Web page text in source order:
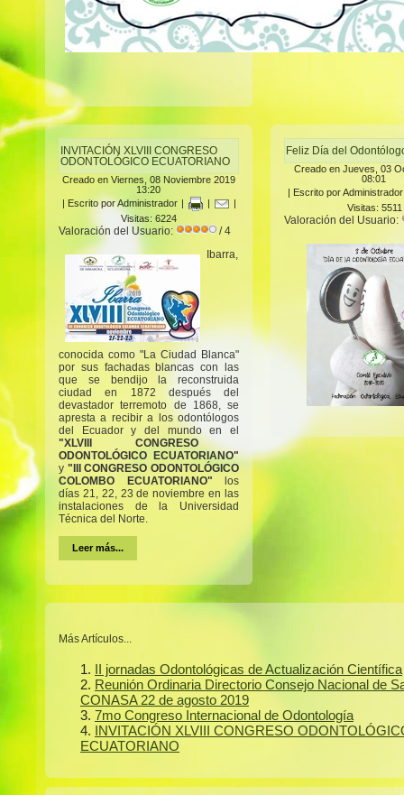
INVITACIÓN XLVIII CONGRESO
ODONTOLÓGICO ECUATORIANO
Creado en Viernes, 08 Noviembre 2019
13:20
| Escrito por Administrador | |
|
Visitas: 6224
Valoración del Usuario:
/ 4
Ibarra,
conocida como "La Ciudad Blanca"
por sus fachadas blancas con las
que se bendijo la reconstruida
ciudad en 1872 después del
devastador terremoto de 1868, se
apresta a recibir a los odontólogos
del Ecuador y del mundo en el
"XLVIII CONGRESO
ODONTOLÓGICO ECUATORIANO"
y "III CONGRESO ODONTOLÓGICO
COLOMBO ECUATORIANO" los
días 21, 22, 23 de noviembre en las
instalaciones de la Universidad
Técnica del Norte.
Leer más...
Feliz Día del
Creado en Jueves, 03
08:01
| Escrito por Administrador
Visitas: 5511
Valoración del Usuario:
Más Artículos...
II jornadas Odontológicas de Actualización Científica
Reunión Ordinaria Directorio Consejo Nacional de
CONASA 22 de agosto 2019
7mo Congreso Internacional de Odontología
INVITACIÓN XLVIII CONGRESO
ECUATORIANO